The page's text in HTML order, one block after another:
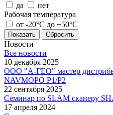
да
нет
Рабочая температура
от -20°С до +50°С
Сбросить
Новости
Все новости
10 декабря 2025
ООО "А-ГЕО" мастер
NAVMOPO P1/P2
22 сентября 2025
Семинар по SLAM сканеру
17 апреля 2024